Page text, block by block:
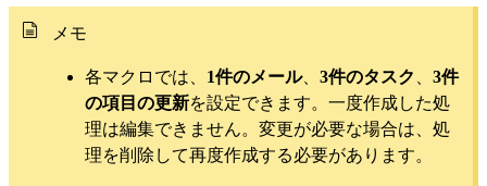
メモ
各マクロでは、 1件のメール、 3件のタスク
3件
の項目の更新を設定できます。一度作成した処
理は編集できません。変更が必要な場合は、処
理を削除して再度作成する必要があります。